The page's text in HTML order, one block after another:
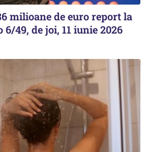
milioane de euro report la
49, de joi, 11 iunie 2026